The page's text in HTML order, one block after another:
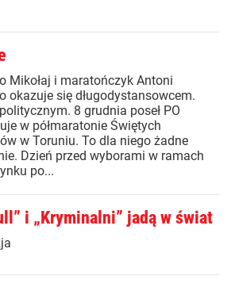
Mikołaj i maratończyk Antoni
okazuje się długodystansowcem.
8 grudnia poseł PO
w półmaratonie Świętych
w Toruniu. To dla niego żadne
Dzień przed wyborami w ramach
po...
i „Kryminalni” jadą w świat